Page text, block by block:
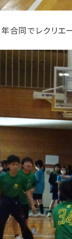
年合同でレクリエ